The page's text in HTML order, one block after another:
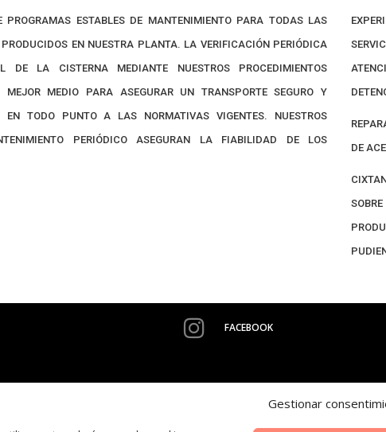
Gestionar
PROGRAMAS ESTABLES DE MANTENIMIENTO PARA TODAS LAS
EN NUESTRA PLANTA. LA VERIFICACIÓN PERIÓDICA
DE LA CISTERNA MEDIANTE NUESTROS PROCEDIMIENTOS
MEJOR MEDIO PARA ASEGURAR UN TRANSPORTE SEGURO Y
EN TODO PUNTO A LAS NORMATIVAS VIGENTES. NUESTROS
PERIÓDICO ASEGURAN LA FIABILIDAD DE LOS
DE
FACEBOOK